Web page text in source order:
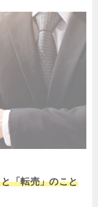
「転売」のこと